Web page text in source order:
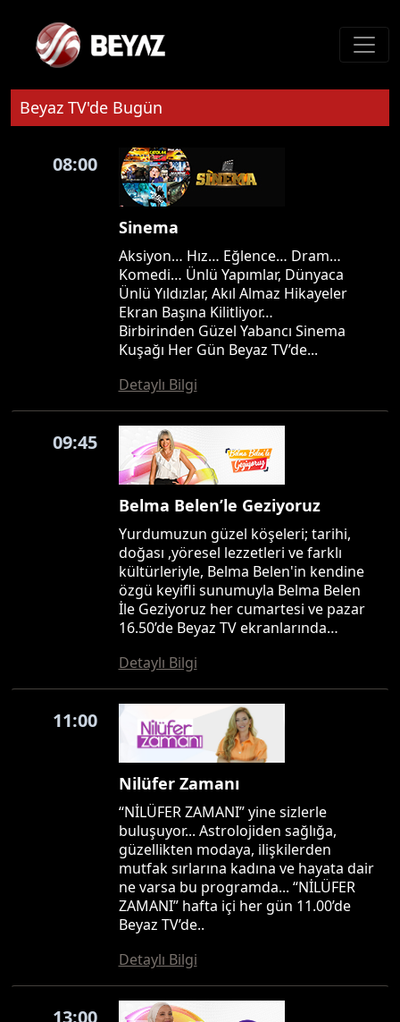
Beyaz TV'de Bugün
08:00
Sinema
Aksiyon… Hız… Eğlence… Dram…
Komedi… Ünlü Yapımlar, Dünyaca
Ünlü Yıldızlar, Akıl Almaz Hikayeler
Ekran Başına Kilitliyor…
Birbirinden Güzel Yabancı Sinema
Kuşağı Her Gün Beyaz TV’de...
Detaylı Bilgi
09:45
Belma Belen’le Geziyoruz
Yurdumuzun güzel köşeleri; tarihi,
doğası ,yöresel lezzetleri ve farklı
kültürleriyle, Belma Belen'in kendine
özgü keyifli sunumuyla Belma Belen
İle Geziyoruz her cumartesi ve pazar
16.50’de Beyaz TV ekranlarında…
Detaylı Bilgi
11:00
Nilüfer Zamanı
“NİLÜFER ZAMANI” yine sizlerle
buluşuyor... Astrolojiden sağlığa,
güzellikten modaya, ilişkilerden
mutfak sırlarına kadına ve hayata dair
ne varsa bu programda... “NİLÜFER
ZAMANI” hafta içi her gün 11.00’de
Beyaz TV’de..
Detaylı Bilgi
13:00